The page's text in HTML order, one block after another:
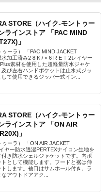
STORE（ハイク-モントゥー
ラインストア 「PAC MIND
」
ーラ） 「PAC MIND JACKET
加工済み2 8 K / < 6 R E T 2レイヤー
素材を使用した超軽量防水ジャケ
び左右ハンドポケットは止水式ジッ
て使用できるジッパー式イン...
STORE（ハイク-モントゥー
ラインストア 「ON AIR
」
ーラ） 「ON AIR JACKET
ヤー防水透湿PERTEXナイロン生地を
き防水シェルジャケットです。内ポ
として機能します。フードと裾は伸
します。袖口はサムホール付き。ラ
アウトドアアク...